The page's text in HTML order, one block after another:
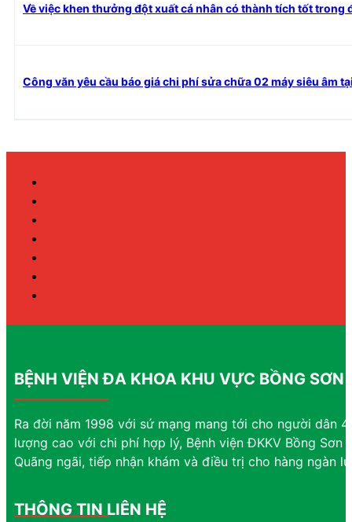
Về việc khen thưởng đột xuất cá nhân có thành tích tốt
Công văn yêu cầu báo giá chi phí sửa chữa 02 máy siêu âm
BỆNH VIỆN ĐA KHOA KHU VỰC BỒNG SƠN
Ra đời năm 1998 với sứ mạng mang tới cho người dân
lượng cao với chi phí hợp lý, Bệnh viện ĐKKV Bồng
Quãng ngãi, tiếp nhận khám và điều trị cho hàng ngàn
THÔNG TIN LIÊN HỆ